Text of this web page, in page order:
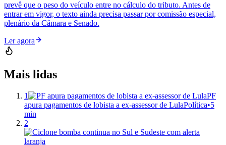
prevê que o peso do veículo entre no cálculo do tributo. Antes de
entrar em vigor, o texto ainda precisa passar por comissão especial,
plenário da Câmara e Senado.
Ler agora
Mais lidas
1
PF
apura pagamentos de lobista a ex-assessor de LulaPolítica•5
min
2